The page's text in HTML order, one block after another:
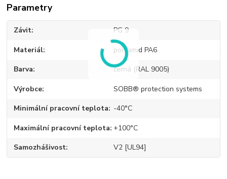
Parametry
Závit PG 9
Materiál polyamid PA6
Barva černá (RAL 9005)
Výrobce SOBB® protection systems
Minimální pracovní teplota -40°C
Maximální pracovní teplota +100°C
Samozhášivost V2 [UL94]